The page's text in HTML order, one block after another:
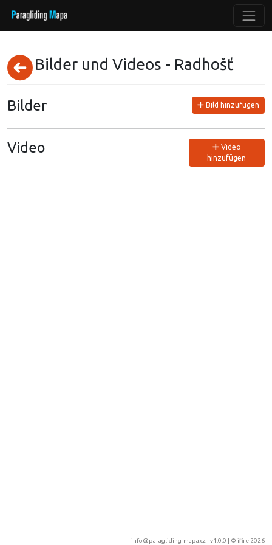
Bilder und Videos - Radhošť
Bilder Bild hinzufügen
Video
Video
hinzufügen
info@paragliding-mapa.cz | v1.0.0 | © ifire 2026